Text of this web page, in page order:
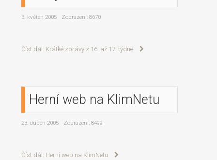
3. květen 2005 Zobrazení: 8670
Číst dál: Krátké zprávy z 16. až 17. týdne
Herní web na KlimNetu
23. duben 2005 Zobrazení: 8499
Číst dál: Herní web na KlimNetu